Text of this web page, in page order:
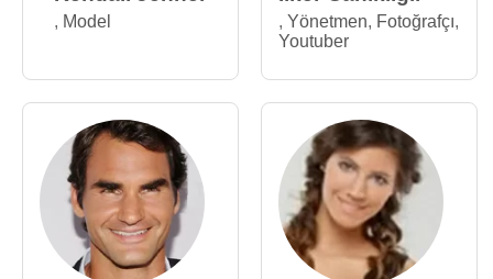
, Model , Yönetmen, Fotoğrafçı,
Youtuber